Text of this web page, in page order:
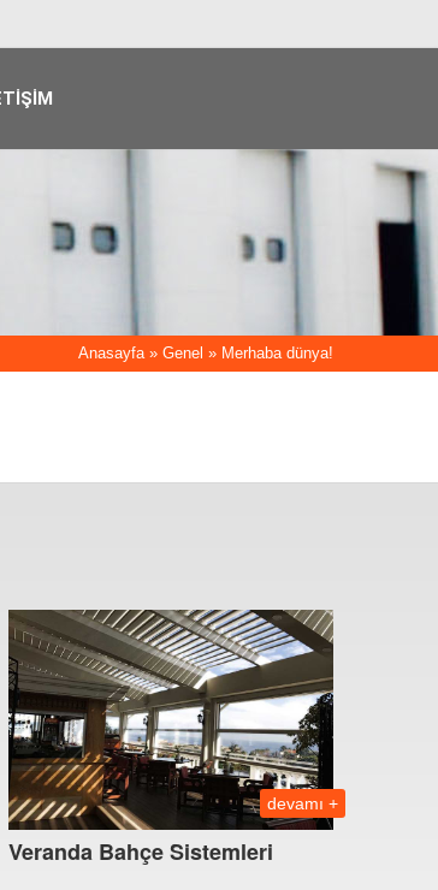
Anasayfa» Genel » Merhaba dünya!
devamı +
Veranda Bahçe Sistemleri